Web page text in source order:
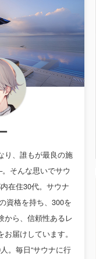
り、誰もが最良の施
そんな思いでサウ
在住30代。サウナ
資格を持ち、300を
から、信頼性あるレ
届けしています。
。毎日“サウナに行